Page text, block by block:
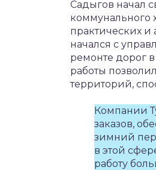
Садыгов начал
коммунального
практических и
начался с
ремонте дорог
работы
территорий,
Компании
заказов,
зимний
в этой
работу